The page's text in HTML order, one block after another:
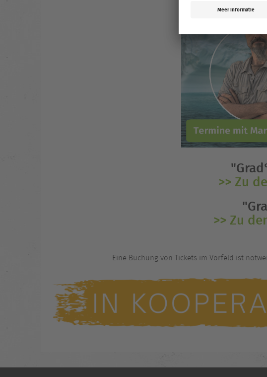
>> Zu
>> Zu
Eine Buchung von Tickets im Vorfeld ist